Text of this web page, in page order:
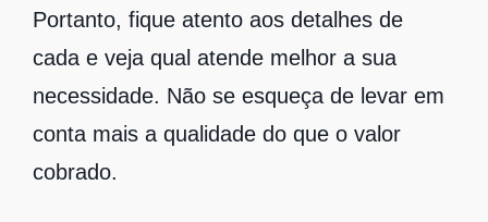
Portanto, fique atento aos detalhes de
cada e veja qual atende melhor a sua
necessidade. Não se esqueça de levar em
conta mais a qualidade do que o valor
cobrado.